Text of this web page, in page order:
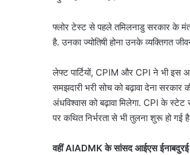
फ्लोर टेस्ट से पहले तमिलनाडु सरकार के
है. उनका ज्योतिषी होना उनके व्यक्तिगत
लेफ्ट पार्टियों, CPIM और CPI ने भी इस
समझदारी भरी सोच को बढ़ावा देना सरकार
अंधविश्वास को बढ़ावा मिलेगा. CPI के स्टेट
पर कथित निर्भरता से भी तुलना शुरू हो गई
वहीं AIADMK के सांसद आईएस ईनाबदुरई ने